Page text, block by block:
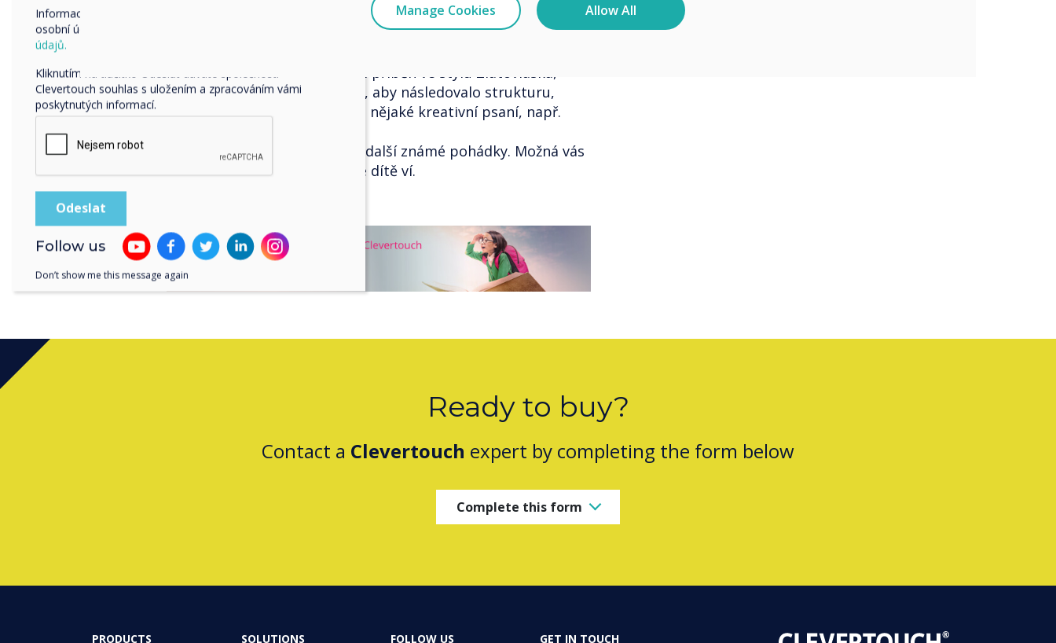
který povzbudí vaše dítě, aby následovalo strukturu,
kterou už zná, ale zkuste nějaké kreativní psaní, např.
Sdílejte nebo si zahrajte další známé pohádky. Možná vás
překvapí, kolik toho vaše dítě ví.
Ready to buy?
Contact a Clevertouch expert by completing the form below
Complete this form
PRODUCTS SOLUTIONS FOLLOW US GET IN TOUCH
Manage Cookies Allow All
Informace o tom, jak shromažďujeme a používáme vaše
osobní údaje, najdete v našich zásadách ochrany
údajů.
Kliknutím na tlačítko Odeslat dáváte společnosti
Clevertouch souhlas s uložením a zpracováním vámi
poskytnutých informací.
Follow us
Don’t show me this message again